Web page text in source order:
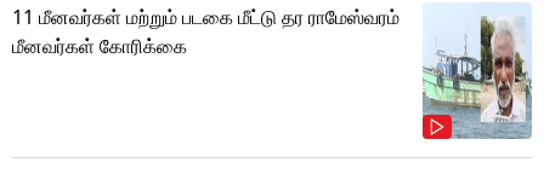
11 மீனவர்கள் மற்றும் படகை மீட்டு தர ராமேஸ்வரம்
மீனவர்கள் கோரிக்கை